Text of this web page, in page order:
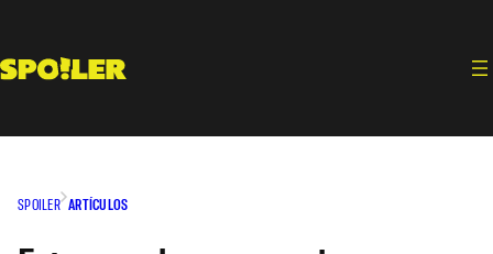
contenido
SPOILER ARTÍCULOS